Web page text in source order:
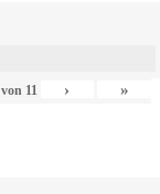
von 11 › »